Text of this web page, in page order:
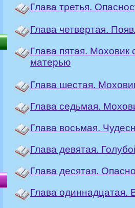
Глава третья.
Глава четвертая.
Глава пятая. Моховик
матерью
Глава шестая.
Глава седьмая.
Глава восьмая.
Глава девятая.
Глава десятая.
Глава одиннадцатая.